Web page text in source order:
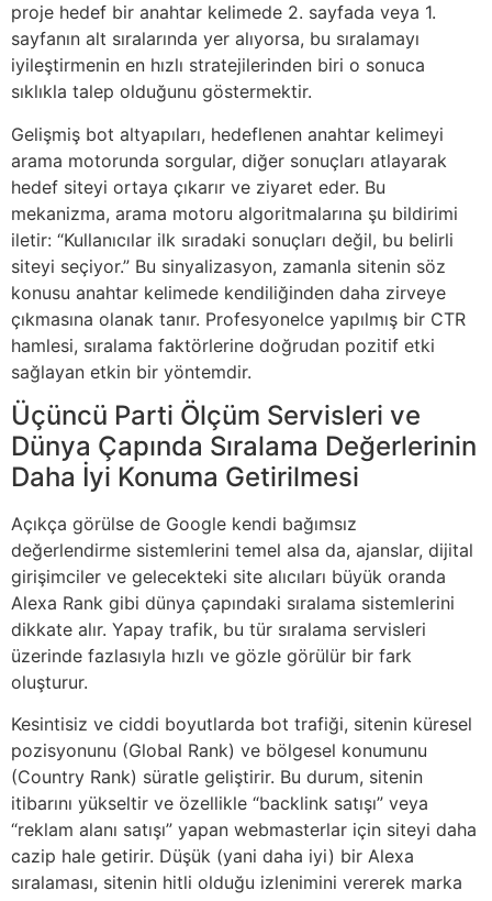
proje hedef bir anahtar kelimede 2. sayfada veya 1.
sayfanın alt sıralarında yer alıyorsa, bu sıralamayı
iyileştirmenin en hızlı stratejilerinden biri o sonuca
sıklıkla talep olduğunu göstermektir.
Gelişmiş bot altyapıları, hedeflenen anahtar kelimeyi
arama motorunda sorgular, diğer sonuçları atlayarak
hedef siteyi ortaya çıkarır ve ziyaret eder. Bu
mekanizma, arama motoru algoritmalarına şu bildirimi
iletir: “Kullanıcılar ilk sıradaki sonuçları değil, bu belirli
siteyi seçiyor.” Bu sinyalizasyon, zamanla sitenin söz
konusu anahtar kelimede kendiliğinden daha zirveye
çıkmasına olanak tanır. Profesyonelce yapılmış bir CTR
hamlesi, sıralama faktörlerine doğrudan pozitif etki
sağlayan etkin bir yöntemdir.
Üçüncü Parti Ölçüm Servisleri ve
Dünya Çapında Sıralama Değerlerinin
Daha İyi Konuma Getirilmesi
Açıkça görülse de Google kendi bağımsız
değerlendirme sistemlerini temel alsa da, ajanslar, dijital
girişimciler ve gelecekteki site alıcıları büyük oranda
Alexa Rank gibi dünya çapındaki sıralama sistemlerini
dikkate alır. Yapay trafik, bu tür sıralama servisleri
üzerinde fazlasıyla hızlı ve gözle görülür bir fark
oluşturur.
Kesintisiz ve ciddi boyutlarda bot trafiği, sitenin küresel
pozisyonunu (Global Rank) ve bölgesel konumunu
(Country Rank) süratle geliştirir. Bu durum, sitenin
itibarını yükseltir ve özellikle “backlink satışı” veya
“reklam alanı satışı” yapan webmasterlar için siteyi daha
cazip hale getirir. Düşük (yani daha iyi) bir Alexa
sıralaması, sitenin hitli olduğu izlenimini vererek marka